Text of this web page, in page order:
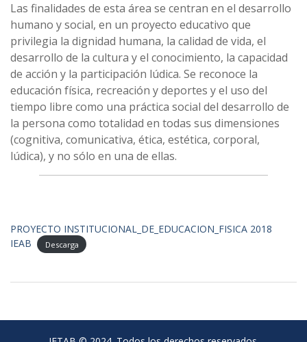
Las finalidades de esta área se centran en el desarrollo
humano y social, en un proyecto educativo que
privilegia la dignidad humana, la calidad de vida, el
desarrollo de la cultura y el conocimiento, la capacidad
de acción y la participación lúdica. Se reconoce la
educación física, recreación y deportes y el uso del
tiempo libre como una práctica social del desarrollo de
la persona como totalidad en todas sus dimensiones
(cognitiva, comunicativa, ética, estética, corporal,
lúdica), y no sólo en una de ellas.
PROYECTO INSTITUCIONAL_DE_EDUCACION_FISICA 2018
IEAB
Descarga